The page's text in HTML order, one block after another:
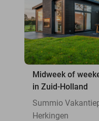
Midweek of
in Zuid-Holland
Summio
Herkingen